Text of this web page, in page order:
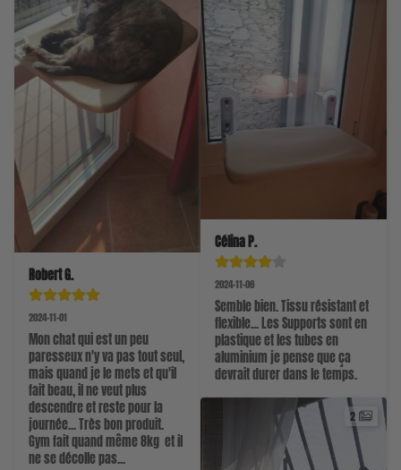
Robert G.
2024-11-01
Mon chat qui est un peu
paresseux n'y va pas tout seul,
mais quand je le mets et qu'il
fait beau, il ne veut plus
descendre et reste pour la
journée... Très bon produit.
Gym fait quand même 8kg  et il
ne se décolle pas...
Célina P.
2024-11-06
Semble bien. Tissu résistant et
flexible... Les Supports sont en
plastique et les tubes en
aluminium je pense que ça
devrait durer dans le temps.
2